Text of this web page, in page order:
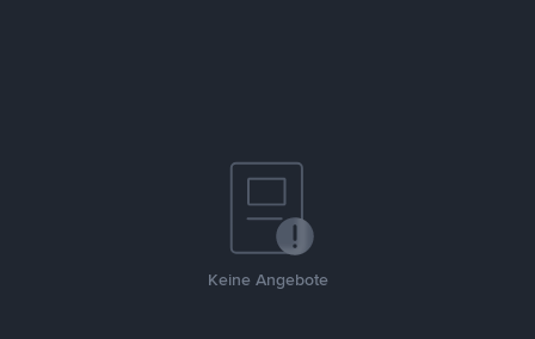
Keine Angebote